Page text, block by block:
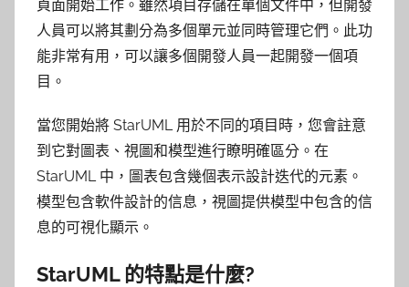
頁面開始工作。雖然項目存儲在單個文件中，但開發
人員可以將其劃分為多個單元並同時管理它們。此功
能非常有用，可以讓多個開發人員一起開發一個項
目。
當您開始將 StarUML 用於不同的項目時，您會註意
到它對圖表、視圖和模型進行瞭明確區分。在
StarUML 中，圖表包含幾個表示設計迭代的元素。
模型包含軟件設計的信息，視圖提供模型中包含的信
息的可視化顯示。
StarUML 的特點是什麼?